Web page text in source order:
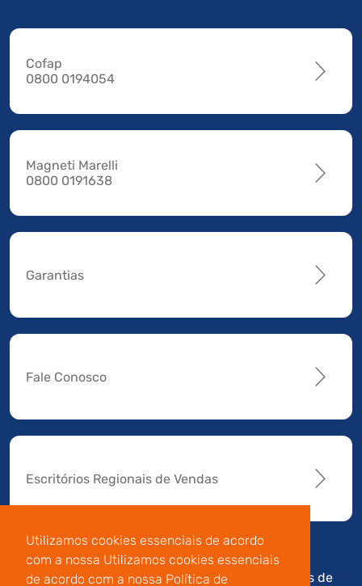
Utilizamos cookies essenciais de acordo
com a nossa Utilizamos cookies essenciais
de acordo com a nossa Política de
Cofap
0800 0194054
Magneti Marelli
0800 0191638
Garantias
Fale Conosco
Escritórios Regionais de Vendas
Av. Manoel da Nóbrega,
Termos de
Código de